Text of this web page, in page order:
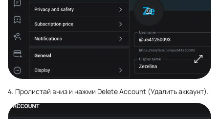
4. Пролистай вниз и нажми Delete Account (Удалить аккаунт).